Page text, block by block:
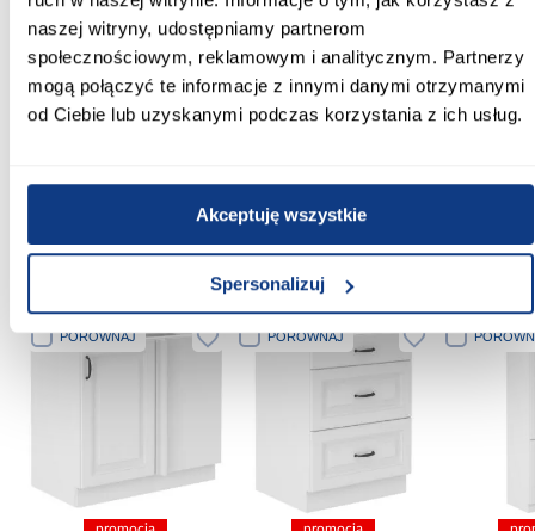
naszej witryny, udostępniamy partnerom
społecznościowym, reklamowym i analitycznym. Partnerzy
mogą połączyć te informacje z innymi danymi otrzymanymi
od Ciebie lub uzyskanymi podczas korzystania z ich usług.
Akceptuję wszystkie
Spersonalizuj
Ilość szuflad:
bez szuflad
Kolekcja:
Stilo
Inni Klienci sprawdzali również
PORÓWNAJ PORÓWNAJ